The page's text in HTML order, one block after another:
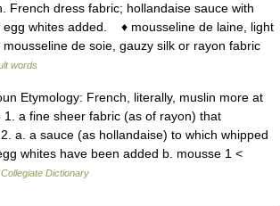
dress fabric; hollandaise sauce with
egg whites added. ♦ mousseline de laine, light
de soie, gauzy silk or rayon fabric
words
Etymology: French, literally, muslin more at
1. a fine sheer fabric (as of rayon) that
a. a sauce (as hollandaise) to which whipped
whites have been added b. mousse 1 <
Dictionary